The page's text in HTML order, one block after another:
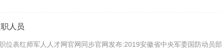
人员
位表红师军人人才网官网同步官网发布:2019安徽省中央军委国防动员部